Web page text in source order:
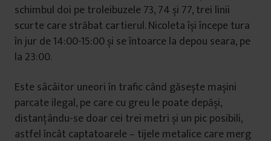
schimbul doi pe troleibuzele 73, 74 și 77, trei linii
scurte care străbat cartierul. Nicoleta își începe tura
în jur de 14:00-15:00 și se întoarce la depou seara, pe
la 23:00.
Este sâcâitor uneori în trafic când găsește mașini
parcate ilegal, pe care cu greu le poate depăși,
distanțându-se doar cei trei metri și un pic posibili,
astfel încât captatoarele – tijele metalice care merg